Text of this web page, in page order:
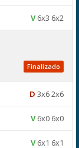
V6x3 6x2
Finalizado
D 3x6 2x6
V6x0 6x0
V6x1 6x1